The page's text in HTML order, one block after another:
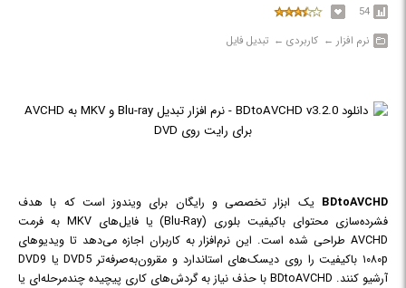
54
نرم افزار‎ ← ‏ کاربردی‎ ← ‏ تبدیل فایل
BDtoAVCHD یک ابزار تخصصی و رایگان برای ویندوز است که با هدف
فشرده‌سازی محتوای باکیفیت بلوری (Blu-Ray) یا فایل‌های MKV به فرمت
AVCHD طراحی شده است. این نرم‌افزار به کاربران اجازه می‌دهد تا ویدیوهای
۱۰۸۰p باکیفیت را روی دیسک‌های استاندارد و مقرون‌به‌صرفه‌تر DVD5 یا DVD9
آرشیو کنند. BDtoAVCHD با حذف نیاز به گردش‌های کاری پیچیده چندمرحله‌ای یا